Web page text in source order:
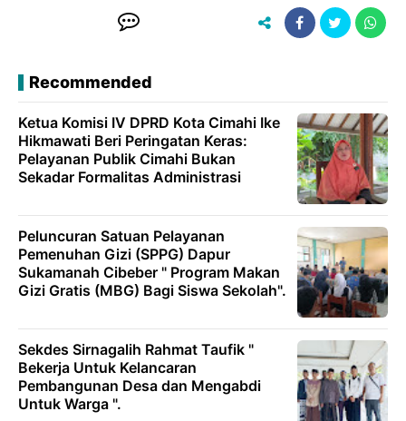
Recommended
Ketua Komisi IV DPRD Kota Cimahi Ike
Hikmawati Beri Peringatan Keras:
Pelayanan Publik Cimahi Bukan
Sekadar Formalitas Administrasi
Peluncuran Satuan Pelayanan
Pemenuhan Gizi (SPPG) Dapur
Sukamanah Cibeber " Program Makan
Gizi Gratis (MBG) Bagi Siswa Sekolah".
Sekdes Sirnagalih Rahmat Taufik "
Bekerja Untuk Kelancaran
Pembangunan Desa dan Mengabdi
Untuk Warga ".